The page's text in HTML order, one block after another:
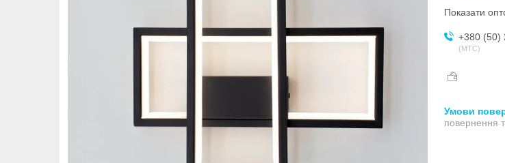
Показати
+380 (50)
МТС
повернення